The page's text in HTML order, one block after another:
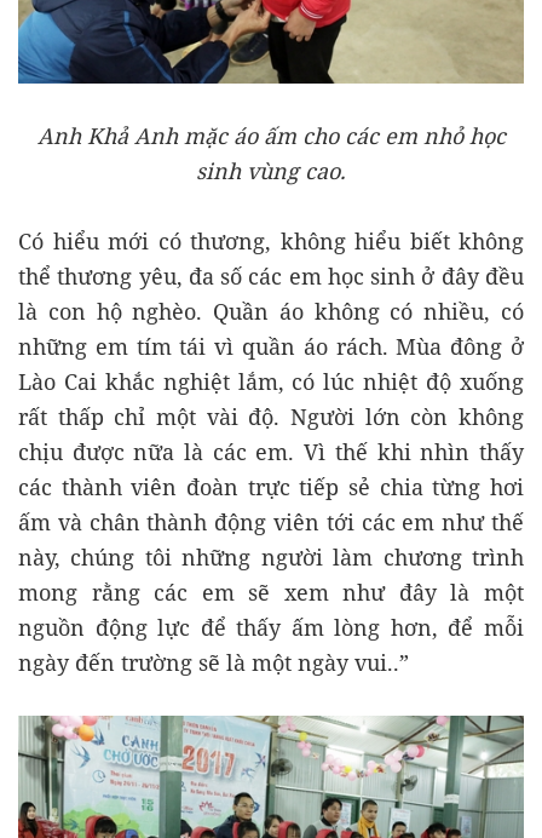
Anh Khả Anh mặc áo ấm cho các em nhỏ học
sinh vùng cao.
Có hiểu mới có thương, không hiểu biết không
thể thương yêu, đa số các em học sinh ở đây đều
là con hộ nghèo. Quần áo không có nhiều, có
những em tím tái vì quần áo rách. Mùa đông ở
Lào Cai khắc nghiệt lắm, có lúc nhiệt độ xuống
rất thấp chỉ một vài độ. Người lớn còn không
chịu được nữa là các em. Vì thế khi nhìn thấy
các thành viên đoàn trực tiếp sẻ chia từng hơi
ấm và chân thành động viên tới các em như thế
này, chúng tôi những người làm chương trình
mong rằng các em sẽ xem như đây là một
nguồn động lực để thấy ấm lòng hơn, để mỗi
ngày đến trường sẽ là một ngày vui..”